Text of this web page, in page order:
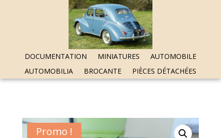
DOCUMENTATION MINIATURES
AUTOMOBILE
AUTOMOBILIA
BROCANTE PIÈCES DÉTACHÉES
Promo !